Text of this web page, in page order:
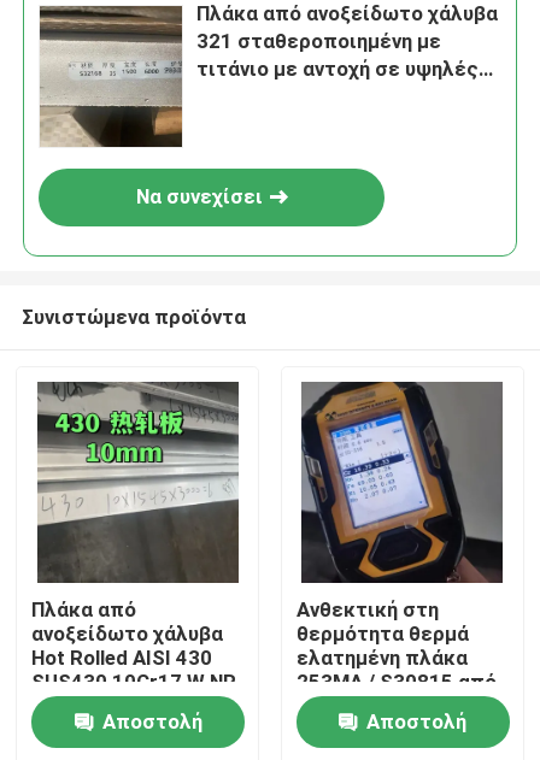
Σπίτι
Προϊόντα
Βίντεο
Πλάκα από ανοξείδωτο χάλυβα
321 σταθεροποιημένη με
τιτάνιο με αντοχή σε υψηλές
Να συνεχίσει
Συνιστώμενα προϊόντα
Πλάκα από
ανοξείδωτο χάλυβα
Hot Rolled AISI 430
SUS430 10Cr17 W.NR
1.4016 Επιφάνεια
NO.1 10*1500*6000
Αποστολή
Ανθεκτική στη
θερμότητα θερμά
ελατημένη πλάκα
253MA / S30815 από
ανοξείδωτο χάλυβα
με επιφάνεια
αλάτισης
Αποστολή